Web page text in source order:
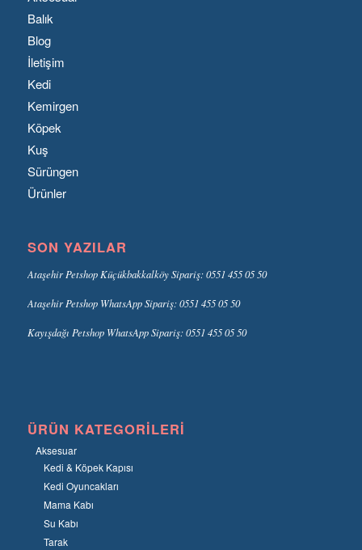
Balık
Blog
İletişim
Kedi
Kemirgen
Köpek
Kuş
Sürüngen
Ürünler
SON YAZILAR
Ataşehir Petshop Küçükbakkalköy Sipariş: 0551 455 05 50
Ataşehir Petshop WhatsApp Sipariş: 0551 455 05 50
Kayışdağı Petshop WhatsApp Sipariş: 0551 455 05 50
ÜRÜN KATEGORILERI
Aksesuar
Kedi & Köpek Kapısı
Kedi Oyuncakları
Mama Kabı
Su Kabı
Tarak